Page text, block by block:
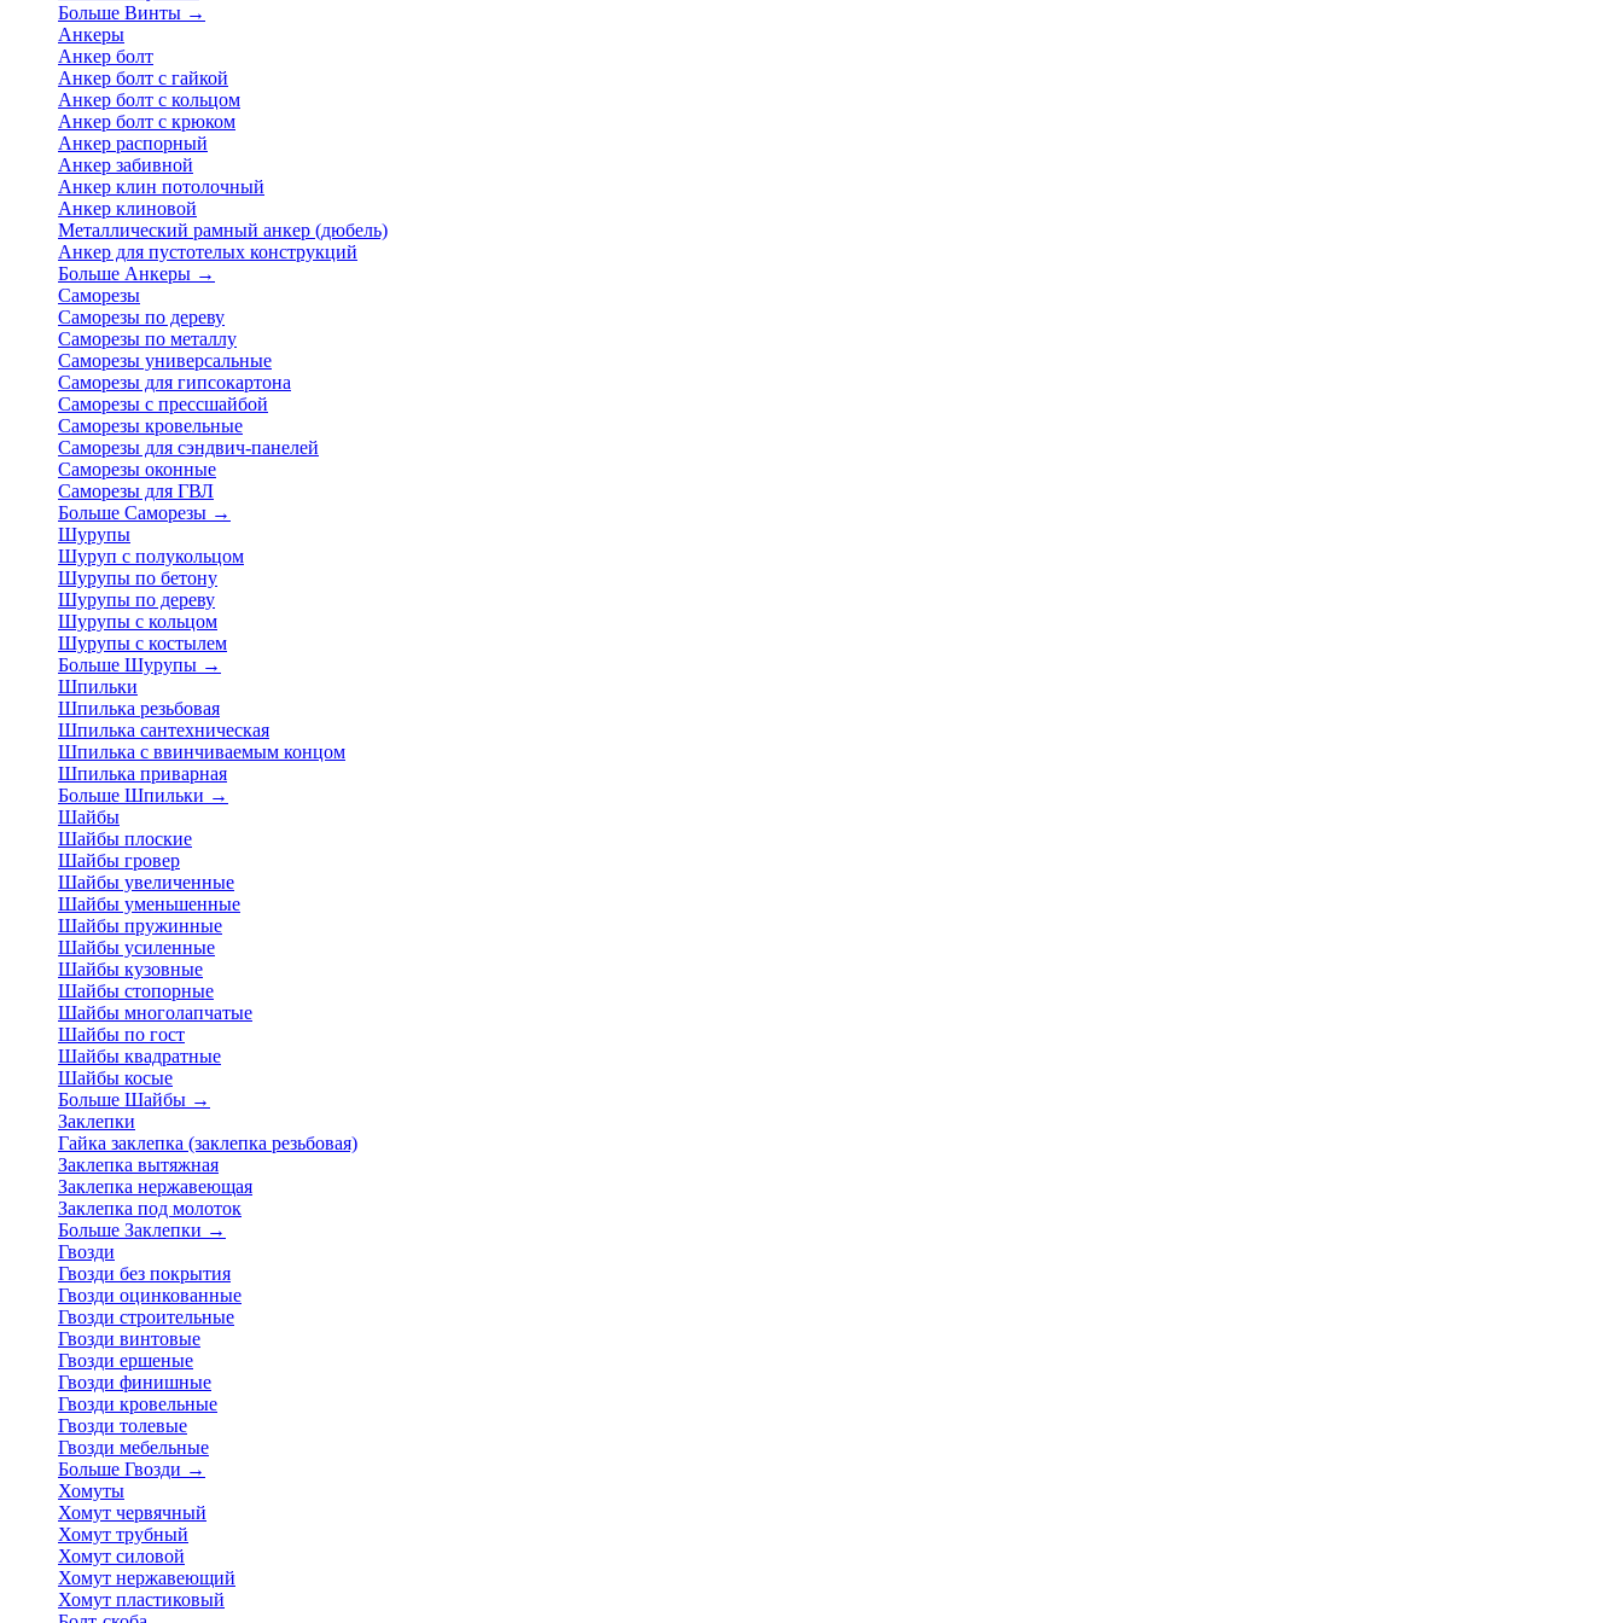
Больше Винты →
Анкеры
Анкер болт
Анкер болт с гайкой
Анкер болт с кольцом
Анкер болт с крюком
Анкер распорный
Анкер забивной
Анкер клин потолочный
Анкер клиновой
Металлический рамный анкер (дюбель)
Анкер для пустотелых конструкций
Больше Анкеры →
Саморезы
Саморезы по дереву
Саморезы по металлу
Саморезы универсальные
Саморезы для гипсокартона
Саморезы с прессшайбой
Саморезы кровельные
Саморезы для сэндвич-панелей
Саморезы оконные
Саморезы для ГВЛ
Больше Саморезы →
Шурупы
Шуруп с полукольцом
Шурупы по бетону
Шурупы по дереву
Шурупы с кольцом
Шурупы с костылем
Больше Шурупы →
Шпильки
Шпилька резьбовая
Шпилька сантехническая
Шпилька с ввинчиваемым концом
Шпилька приварная
Больше Шпильки →
Шайбы
Шайбы плоские
Шайбы гровер
Шайбы увеличенные
Шайбы уменьшенные
Шайбы пружинные
Шайбы усиленные
Шайбы кузовные
Шайбы стопорные
Шайбы многолапчатые
Шайбы по гост
Шайбы квадратные
Шайбы косые
Больше Шайбы →
Заклепки
Гайка заклепка (заклепка резьбовая)
Заклепка вытяжная
Заклепка нержавеющая
Заклепка под молоток
Больше Заклепки →
Гвозди
Гвозди без покрытия
Гвозди оцинкованные
Гвозди строительные
Гвозди винтовые
Гвозди ершеные
Гвозди финишные
Гвозди кровельные
Гвозди толевые
Гвозди мебельные
Больше Гвозди →
Хомуты
Хомут червячный
Хомут трубный
Хомут силовой
Хомут нержавеющий
Хомут пластиковый